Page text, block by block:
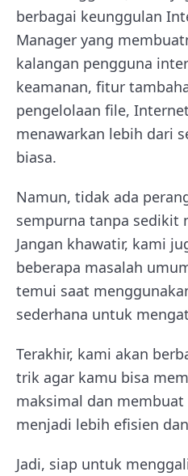
berbagai keunggulan
Manager yang
kalangan pengguna
keamanan, fitur
pengelolaan file,
menawarkan lebih dari
biasa.
Namun, tidak ada
sempurna tanpa sedikit
Jangan khawatir, kami
beberapa masalah
temui saat
sederhana untuk
Terakhir, kami akan
trik agar kamu bisa
maksimal dan
menjadi lebih efisien
Jadi, siap untuk